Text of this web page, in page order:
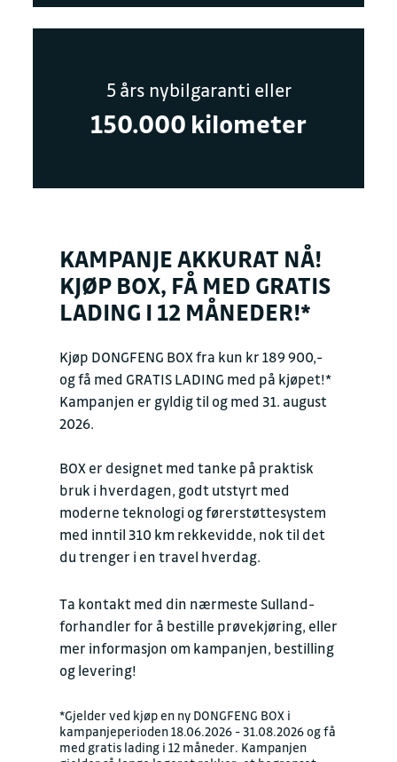
5 års nybilgaranti eller
150.000 kilometer
KAMPANJE AKKURAT NÅ!
KJØP BOX, FÅ MED GRATIS
LADING I 12 MÅNEDER!*
Kjøp DONGFENG BOX fra kun kr 189 900,-
og få med GRATIS LADING med på kjøpet!*
Kampanjen er gyldig til og med 31. august
2026.
BOX er designet med tanke på praktisk
bruk i hverdagen, godt utstyrt med
moderne teknologi og førerstøttesystem
med inntil 310 km rekkevidde, nok til det
du trenger i en travel hverdag.
Ta kontakt med din nærmeste Sulland-
forhandler for å bestille prøvekjøring, eller
mer informasjon om kampanjen, bestilling
og levering!
*Gjelder ved kjøp en ny DONGFENG BOX i
kampanjeperioden 18.06.2026 - 31.08.2026 og få
med gratis lading i 12 måneder. Kampanjen